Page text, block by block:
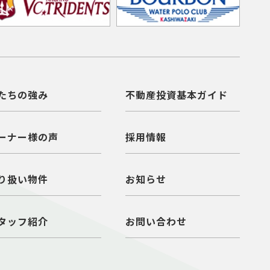
ちの強み
ナー様の声
扱い物件
ッフ紹介
不動産投資基本ガイド
採用情報
お知らせ
お問い合わせ